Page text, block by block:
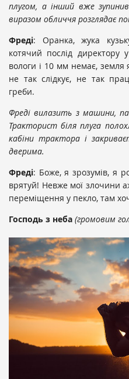
плугом, а інший вже
виразом обличчя розглядає
Фреді: Оранка, жука
котячий послід директору
вологи і 10 мм немає,
не так слідкує, не так
греби.
Фреді вилазить з машини,
Тракторист біля плуга
кабіни трактора і
дверима.
Фреді: Боже, я зрозумів, я
врятуй! Невже мої злочини
переміщення у пекло, там
Господь з неба (громовим